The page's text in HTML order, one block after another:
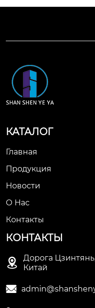
КАТАЛОГ
Главная
Продукция
Новости
О Нас
Контакты
КОНТАКТЫ

Дорога Цзинтянь,
Китай
